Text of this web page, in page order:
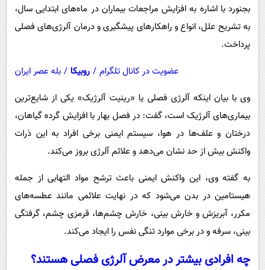
بجنورد با اشاره به افزایش مراجعات بیماران در ماه‌های ابتدایی سال،
به تشریح علل، انواع و راهکارهای پیشگیری و درمان آلرژی‌های فصلی
پرداخت.
عضویت در کانال تلگرام / روبیکا / بله عصر ایران
وی با بیان اینکه آلرژی فصلی یا «رینیت آلرژیک» یکی از شایع‌ترین
بیماری‌های آلرژیک است، گفت: در فصل بهار با افزایش گرده گیاهان،
درختان و علف‌ها در هوا، سیستم ایمنی برخی افراد به این ذرات
واکنش بیش از حد نشان می‌دهد و علائم آلرژی بروز می‌کند.
به گفته وی، این واکنش ایمنی باعث ترشح مواد التهابی از جمله
هیستامین در بدن می‌شود که در نهایت علائمی مانند عطسه‌های
مکرر، آبریزش و خارش بینی، خارش چشم‌ها، قرمزی چشم، گرفتگی
بینی، سرفه و در برخی موارد تنگی نفس را ایجاد می‌کند.
چه افرادی بیشتر در معرض آلرژی فصلی هستند؟